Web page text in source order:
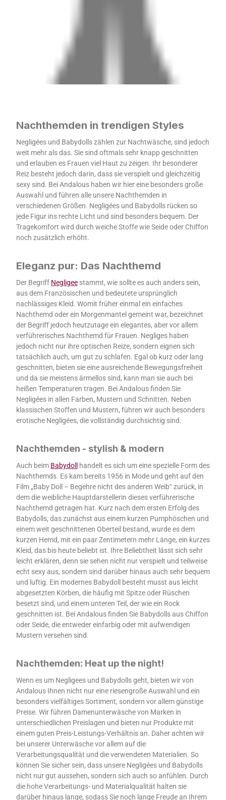
Nachthemden in trendigen Styles
Negligées und Babydolls zählen zur Nachtwäsche, sind jedoch
weit mehr als das. Sie sind oftmals sehr knapp geschnitten
und erlauben es Frauen viel Haut zu zeigen. Ihr besonderer
Reiz besteht jedoch darin, dass sie verspielt und gleichzeitig
sexy sind. Bei Andalous haben wir hier eine besonders große
Auswahl und führen alle unsere Nachthemden in
verschiedenen Größen. Negligées und Babydolls rücken so
jede Figur ins rechte Licht und sind besonders bequem. Der
Tragekomfort wird durch weiche Stoffe wie Seide oder Chiffon
noch zusätzlich erhöht.
Eleganz pur: Das Nachthemd
Der Begriff Negligee stammt, wie sollte es auch anders sein,
aus dem Französischen und bedeutete ursprünglich
nachlässiges Kleid. Womit früher einmal ein einfaches
Nachthemd oder ein Morgenmantel gemeint war, bezeichnet
der Begriff jedoch heutzutage ein elegantes, aber vor allem
verführerisches Nachthemd für Frauen. Negliges haben
jedoch nicht nur ihre optischen Reize, sondern eignen sich
tatsächlich auch, um gut zu schlafen. Egal ob kurz oder lang
geschnitten, bieten sie eine ausreichende Bewegungsfreiheit
und da sie meistens ärmellos sind, kann man sie auch bei
heißen Temperaturen tragen. Bei Andalous finden Sie
Negligées in allen Farben, Mustern und Schnitten. Neben
klassischen Stoffen und Mustern, führen wir auch besonders
erotische Negligées, die vollständig durchsichtig sind.
Nachthemden - stylish & modern
Auch beim Babydoll
handelt es sich um eine spezielle Form des
Nachthemds. Es kam bereits 1956 in Mode und geht auf den
Film „Baby Doll – Begehre nicht des anderen Weib“ zurück, in
dem die weibliche Hauptdarstellerin dieses verführerische
Nachthemd getragen hat. Kurz nach dem ersten Erfolg des
Babydolls, das zunächst aus einem kurzen Pumphöschen und
einem weit geschnittenen Oberteil bestand, wurde es dem
kurzen Hemd, mit ein paar Zentimetern mehr Länge, ein kurzes
Kleid, das bis heute beliebt ist. Ihre Beliebtheit lässt sich sehr
leicht erklären, denn sie sehen nicht nur verspielt und teilweise
echt sexy aus, sondern sind darüber hinaus auch sehr bequem
und luftig. Ein modernes Babydoll besteht musst aus leicht
abgesetzten Körben, die häufig mit Spitze oder Rüschen
besetzt sind, und einem unteren Teil, der wie ein Rock
geschnitten ist. Bei Andalous finden Sie Babydolls aus Chiffon
oder Seide, die entweder einfarbig oder mit aufwendigen
Mustern versehen sind.
Nachthemden: Heat up the night!
Wenn es um Negligees und Babydolls geht, bieten wir von
Andalous Ihnen nicht nur eine riesengroße Auswahl und ein
besonders vielfältiges Sortiment, sondern vor allem günstige
Preise. Wir führen Damenunterwäsche von Marken in
unterschiedlichen Preislagen und bieten nur Produkte mit
einem guten Preis-Leistungs-Verhältnis an. Daher achten wir
bei unserer Unterwäsche vor allem auf die
Verarbeitungsqualität und die verwendeten Materialien. So
können Sie sicher sein, dass unsere Negligées und Babydolls
nicht nur gut aussehen, sondern sich auch so anfühlen. Durch
die hohe Verarbeitungs- und Materialqualität halten sie
darüber hinaus lange, sodass Sie noch lange Freude an Ihrem